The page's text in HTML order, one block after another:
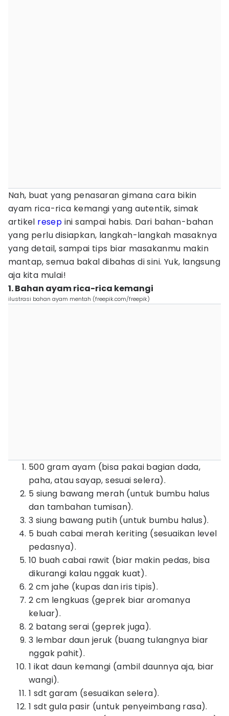
Nah, buat yang penasaran gimana cara bikin
ayam rica-rica kemangi yang autentik, simak
artikel resep ini sampai habis. Dari bahan-bahan
yang perlu disiapkan, langkah-langkah masaknya
yang detail, sampai tips biar masakanmu makin
mantap, semua bakal dibahas di sini. Yuk, langsung
aja kita mulai!
1. Bahan ayam rica-rica kemangi
ilustrasi bahan ayam mentah (freepik.com/freepik)
500 gram ayam (bisa pakai bagian dada,
paha, atau sayap, sesuai selera).
5 siung bawang merah (untuk bumbu halus
dan tambahan tumisan).
3 siung bawang putih (untuk bumbu halus).
5 buah cabai merah keriting (sesuaikan level
pedasnya).
10 buah cabai rawit (biar makin pedas, bisa
dikurangi kalau nggak kuat).
2 cm jahe (kupas dan iris tipis).
2 cm lengkuas (geprek biar aromanya
keluar).
2 batang serai (geprek juga).
3 lembar daun jeruk (buang tulangnya biar
nggak pahit).
1 ikat daun kemangi (ambil daunnya aja, biar
wangi).
1 sdt garam (sesuaikan selera).
1 sdt gula pasir (untuk penyeimbang rasa).